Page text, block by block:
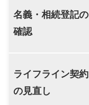
名義・相続登記の
確認
ライフライン契約
の見直し